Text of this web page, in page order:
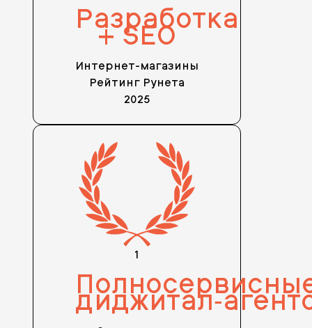
Разработка
+ SEO
Интернет-магазины
Рейтинг Рунета
2025
1